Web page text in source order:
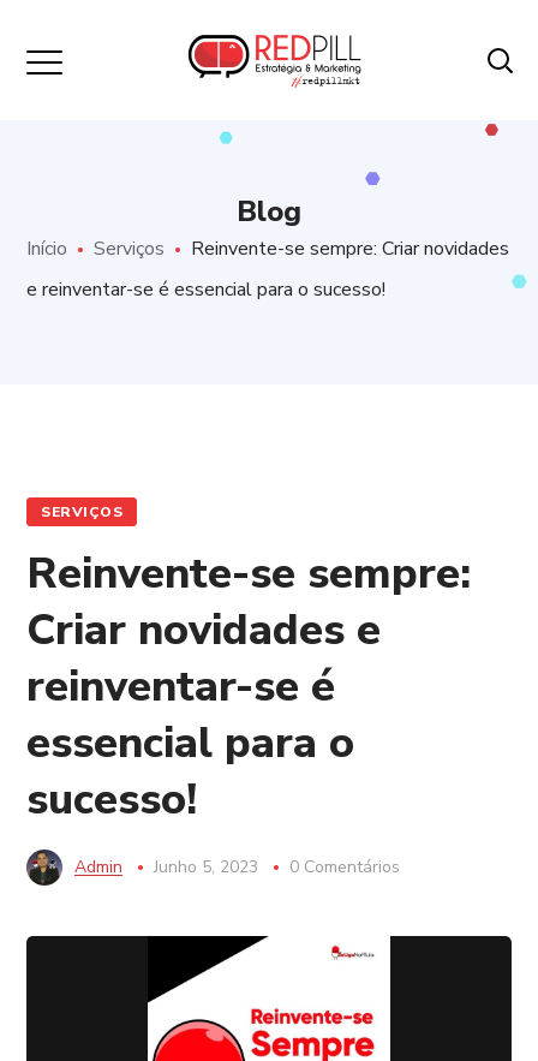
Blog
Início Serviços
Reinvente-se sempre: Criar novidades
e reinventar-se é essencial para o sucesso!
SERVIÇOS
Reinvente-se sempre:
Criar novidades e
reinventar-se é
essencial para o
sucesso!
Admin Junho 5, 2023 0 Comentários